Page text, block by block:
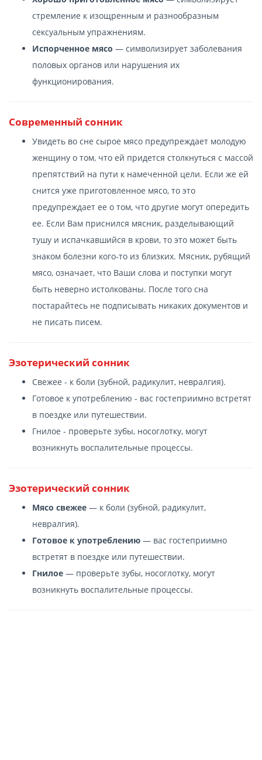
стремление к изощренным и разнообразным
сексуальным упражнениям.
Испорченное мясо — символизирует заболевания
половых органов или нарушения их
функционирования.
Современный сонник
Увидеть во сне сырое мясо предупреждает молодую
женщину о том, что ей придется столкнуться с массой
препятствий на пути к намеченной цели. Если же ей
снится уже приготовленное мясо, то это
предупреждает ее о том, что другие могут опередить
ее. Если Вам приснился мясник, разделывающий
тушу и испачкавшийся в крови, то это может быть
знаком болезни кого-то из близких. Мясник, рубящий
мясо, означает, что Ваши слова и поступки могут
быть неверно истолкованы. После того сна
постарайтесь не подписывать никаких документов и
не писать писем.
Эзотерический сонник
Свежее - к боли (зубной, радикулит, невралгия).
Готовое к употреблению - вас гостеприимно встретят
в поездке или путешествии.
Гнилое - проверьте зубы, носоглотку, могут
возникнуть воспалительные процессы.
Эзотерический сонник
Мясо свежее — к боли (зубной, радикулит,
невралгия).
Готовое к употреблению — вас гостеприимно
встретят в поездке или путешествии.
Гнилое — проверьте зубы, носоглотку, могут
возникнуть воспалительные процессы.